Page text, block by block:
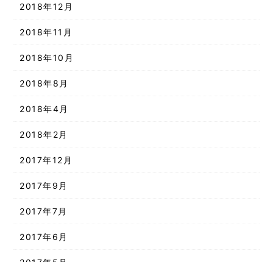
2018年12月
2018年11月
2018年10月
2018年8月
2018年4月
2018年2月
2017年12月
2017年9月
2017年7月
2017年6月